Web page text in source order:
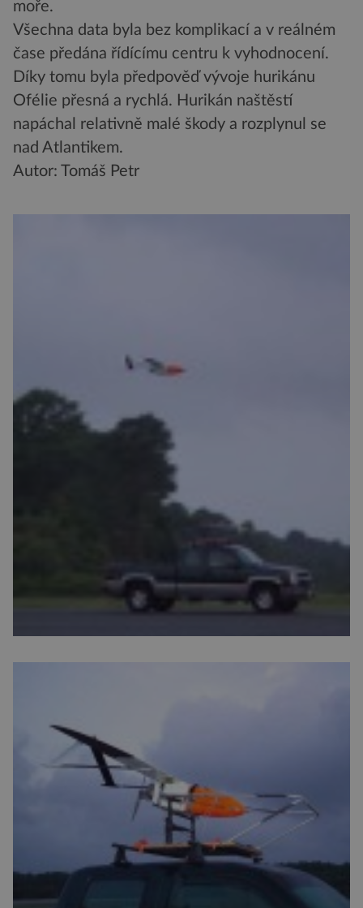
moře.
Všechna data byla bez komplikací a v reálném
čase předána řídícímu centru k vyhodnocení.
Díky tomu byla předpověď vývoje hurikánu
Ofélie přesná a rychlá. Hurikán naštěstí
napáchal relativně malé škody a rozplynul se
nad Atlantikem.
Autor: Tomáš Petr